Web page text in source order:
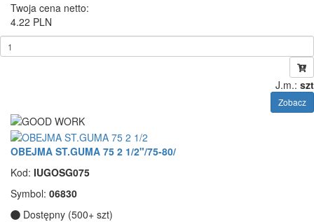
Twoja cena netto:
4.22 PLN
J.m.: szt
Zobacz
OBEJMA ST.GUMA 75 2 1/2"/75-80/
Kod: IUGOSG075
Symbol: 06830
Dostępny (500+ szt)